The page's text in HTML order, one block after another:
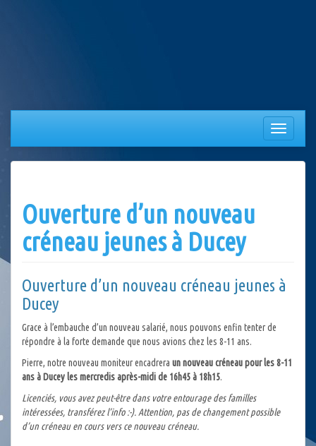
Afficher/
la
Ouverture d’un nouveau
créneau jeunes à Ducey
Ouverture d’un nouveau créneau jeunes à
Ducey
Grace à l’embauche d’un nouveau salarié, nous pouvons enfin tenter de
répondre à la forte demande que nous avions chez les 8-11 ans.
Pierre, notre nouveau moniteur encadrera un nouveau créneau pour les 8-11
ans à Ducey les mercredis après-midi de 16h45 à 18h15.
Licenciés, vous avez peut-être dans votre entourage des familles
intéressées, transférez l’info :-). Attention, pas de changement possible
d’un créneau en cours vers ce nouveau créneau.